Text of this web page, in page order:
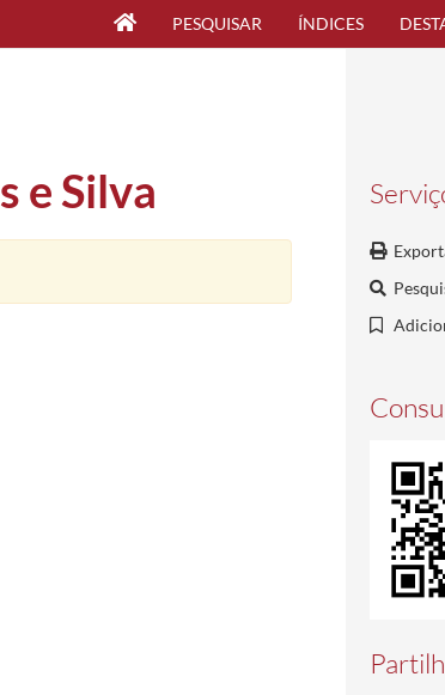
PESQUISAR ÍNDICES
e Silva